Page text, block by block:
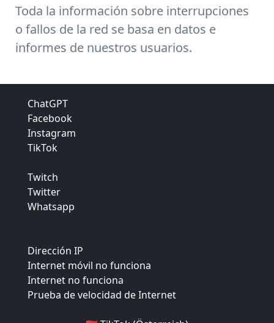
Toda la información sobre interrupciones
o fallos de la red se basa en datos e
informes de nuestros usuarios.
ChatGPT
Facebook
Instagram
TikTok
Twitch
Twitter
Whatsapp
Dirección IP
Internet móvil no funciona
Internet no funciona
Prueba de velocidad de Internet